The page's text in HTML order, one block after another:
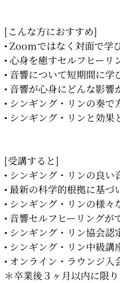
[こんな方におすすめ]
• Zoomではなく対面で学
• 心身を癒すセルフヒーリ
• 音響について短期間に学
• 音響が心身にどんな影響
• シンギング・リンの奏で
• シンギング・リンと効果
[受講すると]
• シンギング・リンの良い
• 最新の科学的根拠に基づ
• シンギング・リンの様々
• 音響セルフヒーリングが
• シンギング・リン協会認
• シンギング・リン中級講
• オンライン・ラウンジ
＊卒業後３ヶ月以内に限り